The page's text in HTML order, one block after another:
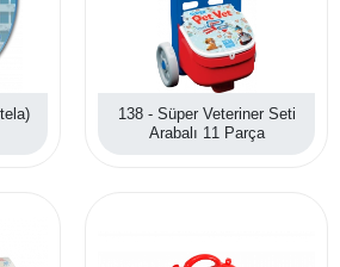
138 - Süper Veteriner Seti
Arabalı 11 Parça